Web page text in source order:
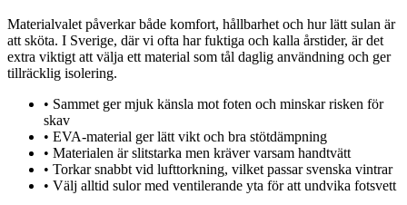
Materialvalet påverkar både komfort, hållbarhet och hur lätt sulan är
att sköta. I Sverige, där vi ofta har fuktiga och kalla årstider, är det
extra viktigt att välja ett material som tål daglig användning och ger
tillräcklig isolering.
• Sammet ger mjuk känsla mot foten och minskar risken för
skav
• EVA-material ger lätt vikt och bra stötdämpning
• Materialen är slitstarka men kräver varsam handtvätt
• Torkar snabbt vid lufttorkning, vilket passar svenska vintrar
• Välj alltid sulor med ventilerande yta för att undvika fotsvett